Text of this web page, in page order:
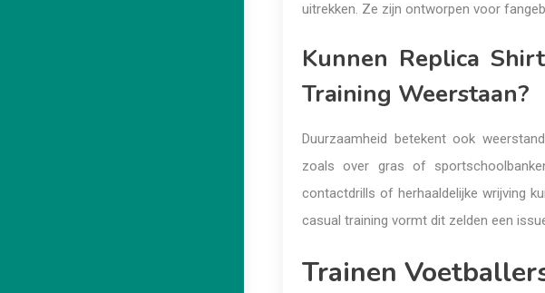
uitrekken. Ze zijn ontworpen voor
Kunnen Replica
Training Weerstaan?
Duurzaamheid betekent ook
zoals over gras of
contactdrills of herhaaldelijke wrijving
casual training vormt dit zelden een
Trainen